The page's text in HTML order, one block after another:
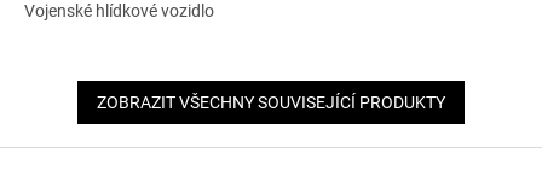
Vojenské hlídkové vozidlo
ZOBRAZIT VŠECHNY SOUVISEJÍCÍ PRODUKTY